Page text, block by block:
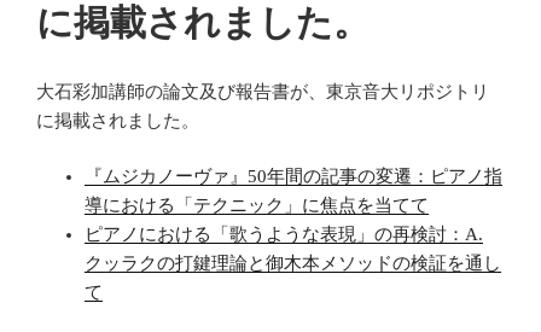
に掲載されました。
大石彩加講師の論文及び報告書が、東京音大リポジトリ
に掲載されました。
『ムジカノーヴァ』50年間の記事の変遷：ピアノ指
導における「テクニック」に焦点を当てて
ピアノにおける「歌うような表現」の再検討：A.
クッラクの打鍵理論と御木本メソッドの検証を通し
て